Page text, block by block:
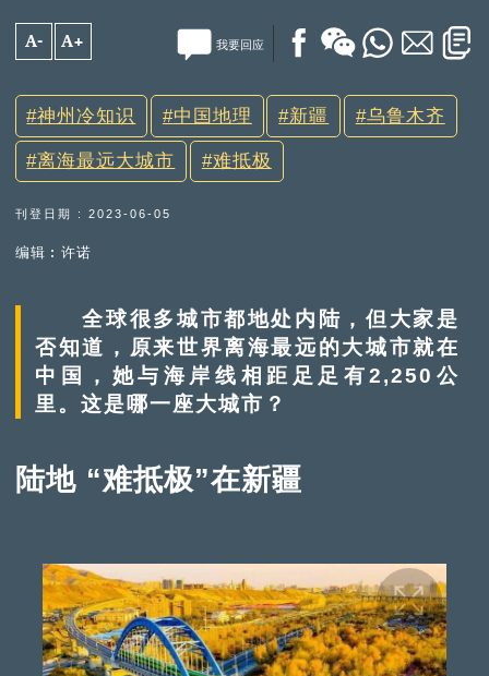
A- A+ 我要回应
神州冷知识 中国地理 新疆 乌鲁木齐
离海最远大城市 难抵极
刊登日期 : 2023-06-05
编辑︰许诺
全球很多城市都地处内陆，但大家是
否知道，原来世界离海最远的大城市就在
中国，她与海岸线相距足足有2,250公
里。这是哪一座大城市？
陆地 “难抵极”在新疆